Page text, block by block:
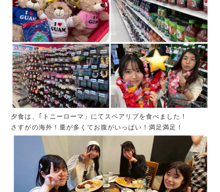
夕食は、｢トニーローマ」にてスペアリブを食べました！
さすがの海外！量が多くてお腹がいっぱい！満足満足！